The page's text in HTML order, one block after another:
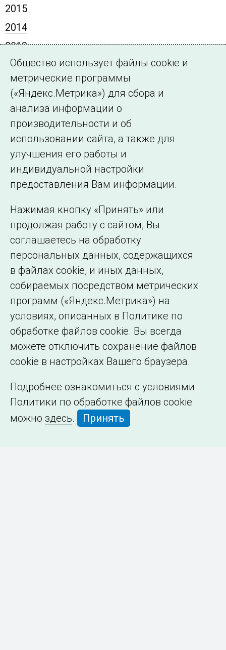
2015
2014
2013
2012
2011
2010
2009
©2005–2026 АО «СО ЕЭС»
Филиалы и
представительства
образовательной
организации
Общество использует файлы cookie и
метрические программы
(«Яндекс.Метрика») для сбора и
анализа информации о
производительности и об
использовании сайта, а также для
улучшения его работы и
индивидуальной настройки
предоставления Вам информации.
Нажимая кнопку «Принять» или
продолжая работу с сайтом, Вы
соглашаетесь на обработку
персональных данных, содержащихся
в файлах cookie, и иных данных,
собираемых посредством метрических
программ («Яндекс.Метрика») на
условиях, описанных в Политике по
обработке файлов cookie. Вы всегда
можете отключить сохранение файлов
cookie в настройках Вашего браузера.
Подробнее ознакомиться с условиями
Политики по обработке файлов cookie
можно здесь. Принять